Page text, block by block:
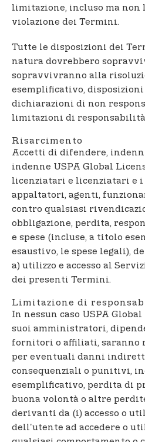
limitazione, incluso ma non
violazione dei Termini.
Tutte le disposizioni dei
natura dovrebbero
sopravvivranno alla
esemplificativo,
dichiarazioni di non
limitazioni di
Risarcimento
Accetti di difendere,
indenne USPA Global
licenziatari e licenziatari e
appaltatori, agenti,
contro qualsiasi
obbligazione, perdita,
e spese (incluse, a titolo
esaustivo, le spese legali),
a) utilizzo e accesso al
dei presenti Termini.
Limitazione di
In nessun caso USPA
suoi amministratori,
fornitori o affiliati, saranno
per eventuali danni
consequenziali o punitivi,
esemplificativo, perdita di
buona volontà o altre
derivanti da (i) accesso o
dell'utente ad accedere o